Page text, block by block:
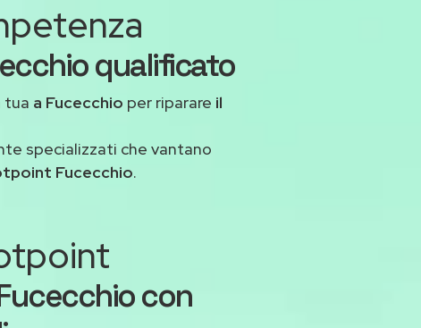
qualificato
tua a Fucecchio per riparare il
specializzati che vantano
Fucecchio.
con